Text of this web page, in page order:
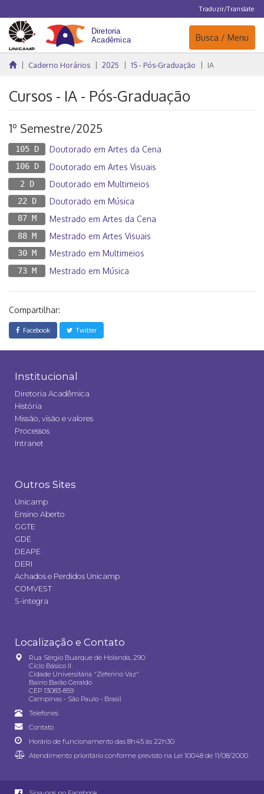
Traduzir/Translate
Navegação
Busca / Menu
Caderno Horários 2025 1S - Pós-Graduação IA
Cursos - IA - Pós-Graduação
1º Semestre/2025
105 D Doutorado em Artes da Cena
106 D Doutorado em Artes Visuais
2 D Doutorado em Multimeios
22 D Doutorado em Música
87 M Mestrado em Artes da Cena
88 M Mestrado em Artes Visuais
30 M Mestrado em Multimeios
73 M Mestrado em Música
Compartilhar:
Facebook Twitter
Institucional
Diretoria Acadêmica
História
Missão, visão e valores
Processos
Intranet
Outros Sites
Unicamp
Ensino Aberto
GGTE
GDE
DEAPE
DERI
Achados e Perdidos Unicamp
COMVEST
S-integra
Localização e Contato
Rua Sérgio Buarque de Holanda, 290
Ciclo Básico II
Cidade Universitária "Zeferino Vaz"
Bairro Barão Geraldo
CEP 13083-859
Campinas - São Paulo - Brasil
Telefones
Contato
Horário de funcionamento das 8h45 às 22h30
Atendimento prioritário conforme previsto na Lei 10048 de 11/08/2000